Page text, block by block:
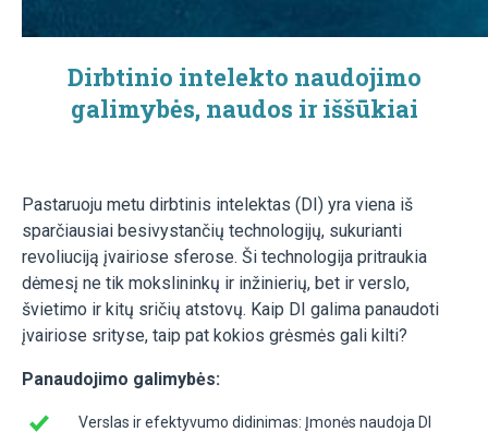
Dirbtinio intelekto naudojimo
galimybės, naudos ir iššūkiai
Pastaruoju metu dirbtinis intelektas (DI) yra viena iš
sparčiausiai besivystančių technologijų, sukurianti
revoliuciją įvairiose sferose. Ši technologija pritraukia
dėmesį ne tik mokslininkų ir inžinierių, bet ir verslo,
švietimo ir kitų sričių atstovų. Kaip DI galima panaudoti
įvairiose srityse, taip pat kokios grėsmės gali kilti?
Panaudojimo galimybės:
Verslas ir efektyvumo didinimas: Įmonės naudoja DI